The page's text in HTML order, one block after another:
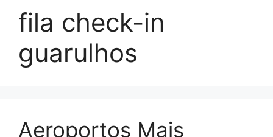
fila check-in
guarulhos
Aeroportos Mais